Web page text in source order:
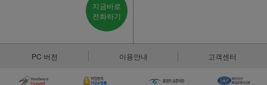
지금바로
전화하기
PC 버전 이용안내 고객센터